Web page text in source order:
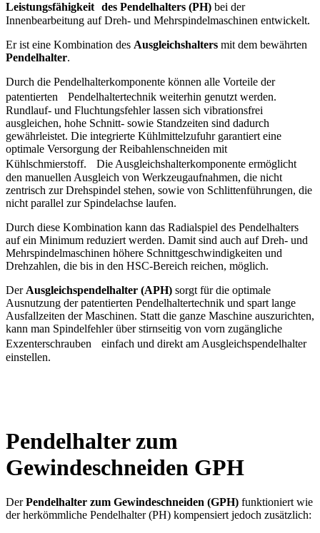
Leistungsfähigkeit des Pendelhalters (PH) bei der
Innenbearbeitung auf Dreh- und Mehrspindelmaschinen entwickelt.
Er ist eine Kombination des Ausgleichshalters mit dem bewährten
Pendelhalter.
Durch die Pendelhalterkomponente können alle Vorteile der
patentierten Pendelhaltertechnik weiterhin genutzt werden.
Rundlauf- und Fluchtungsfehler lassen sich vibrationsfrei
ausgleichen, hohe Schnitt- sowie Standzeiten sind dadurch
gewährleistet. Die integrierte Kühlmittelzufuhr garantiert eine
optimale Versorgung der Reibahlenschneiden mit
Kühlschmierstoff. Die Ausgleichshalterkomponente ermöglicht
den manuellen Ausgleich von Werkzeugaufnahmen, die nicht
zentrisch zur Drehspindel stehen, sowie von Schlittenführungen, die
nicht parallel zur Spindelachse laufen.
Durch diese Kombination kann das Radialspiel des Pendelhalters
auf ein Minimum reduziert werden. Damit sind auch auf Dreh- und
Mehrspindelmaschinen höhere Schnittgeschwindigkeiten und
Drehzahlen, die bis in den HSC-Bereich reichen, möglich.
DerAusgleichspendelhalter (APH) sorgt für die optimale
Ausnutzung der patentierten Pendelhaltertechnik und spart lange
Ausfallzeiten der Maschinen. Statt die ganze Maschine auszurichten,
kann man Spindelfehler über stirnseitig von vorn zugängliche
Exzenterschrauben einfach und direkt am Ausgleichspendelhalter
einstellen.
Pendelhalter zum
Gewindeschneiden GPH
DerPendelhalter zum Gewindeschneiden (GPH) funktioniert wie
der herkömmliche Pendelhalter (PH) kompensiert jedoch zusätzlich: